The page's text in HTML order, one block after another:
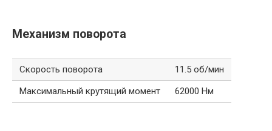
Механизм поворота
Скорость поворота
11.5 об/мин
Максимальный крутящий момент
62000 Нм